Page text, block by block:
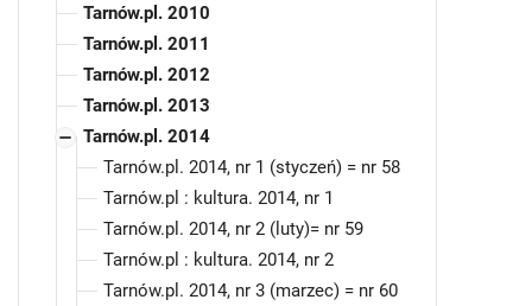
Tarnów.pl. 2010
Tarnów.pl. 2011
Tarnów.pl. 2012
Tarnów.pl. 2013
Tarnów.pl. 2014
Tarnów.pl. 2014, nr 1 (styczeń) = nr 58
Tarnów.pl : kultura. 2014, nr 1
Tarnów.pl. 2014, nr 2 (luty)= nr 59
Tarnów.pl : kultura. 2014, nr 2
Tarnów.pl. 2014, nr 3 (marzec) = nr 60